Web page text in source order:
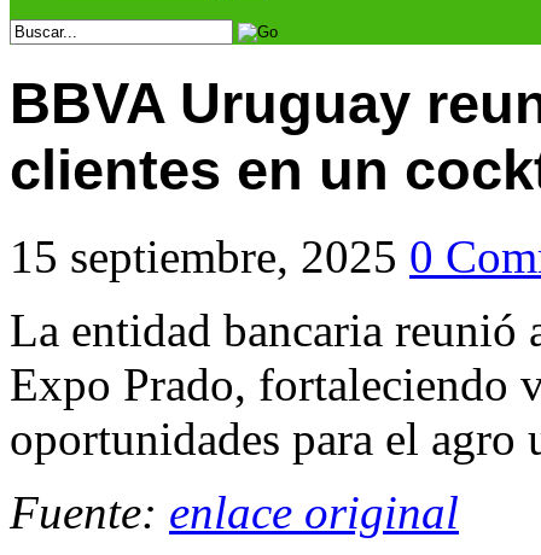
BBVA Uruguay
clientes en un
15 septiembre, 2025 0
La entidad bancaria reunió
Expo Prado, fortaleciendo
oportunidades para el agro
Fuente: enlace original